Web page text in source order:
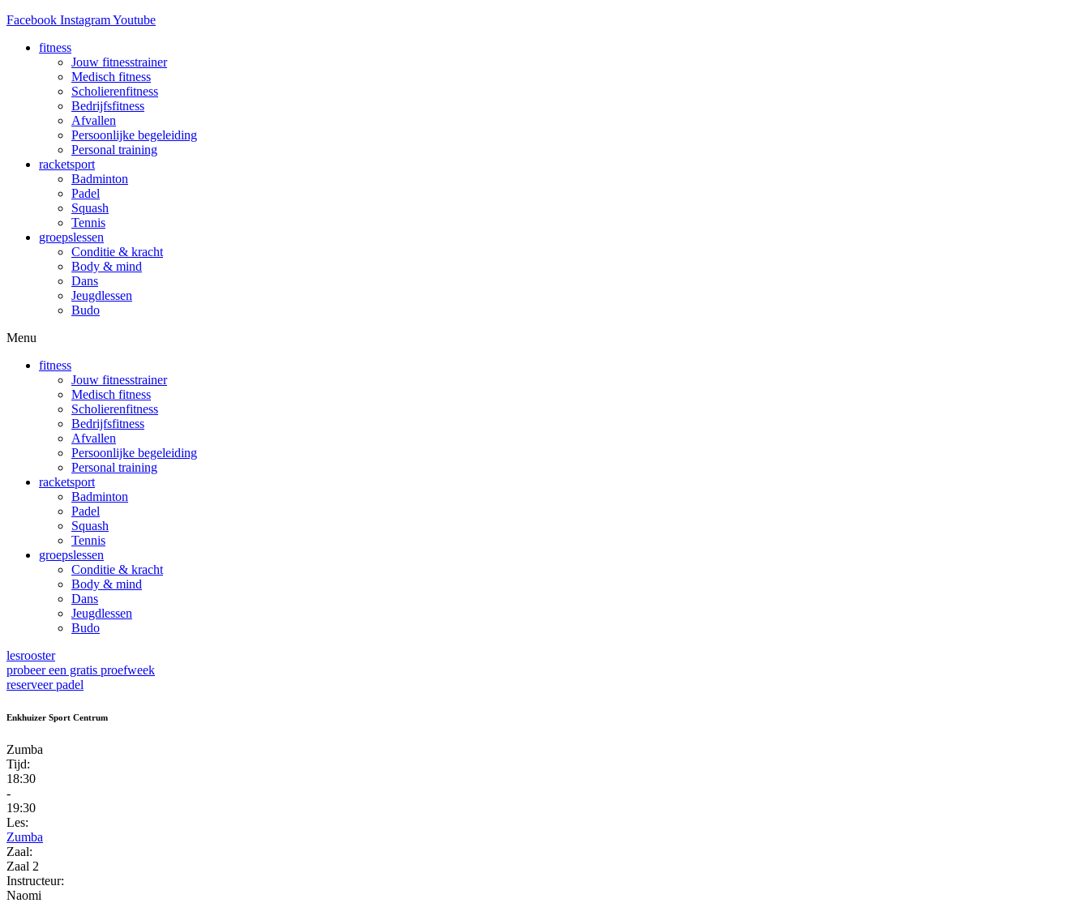
Facebook InstagramYoutube
fitness
Jouw fitnesstrainer
Medisch fitness
Scholierenfitness
Bedrijfsfitness
Afvallen
Persoonlijke begeleiding
Personal training
racketsport
Badminton
Padel
Squash
Tennis
groepslessen
Conditie & kracht
Body & mind
Dans
Jeugdlessen
Budo
Menu
fitness
Jouw fitnesstrainer
Medisch fitness
Scholierenfitness
Bedrijfsfitness
Afvallen
Persoonlijke begeleiding
Personal training
racketsport
Badminton
Padel
Squash
Tennis
groepslessen
Conditie & kracht
Body & mind
Dans
Jeugdlessen
Budo
lesrooster
probeer een gratis proefweek
reserveer padel
Enkhuizer Sport Centrum
Zumba
Tijd:
18:30
-
19:30
Les:
Zumba
Zaal:
Zaal 2
Instructeur:
Naomi